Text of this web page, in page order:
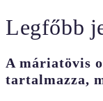
Legfőbb
A máriatövis
tartalmazza,